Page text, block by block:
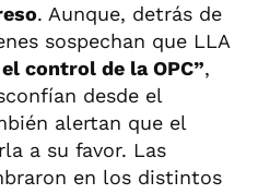
. Aunque, detrás de
sospechan que LLA
control de la OPC”,
desde el
alertan que el
a su favor. Las
en los distintos